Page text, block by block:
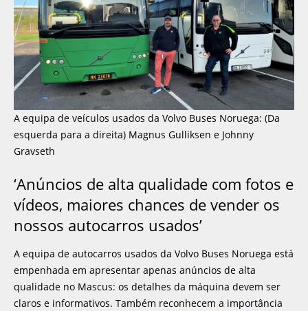
A equipa de veículos usados da Volvo Buses Noruega: (Da
esquerda para a direita) Magnus Gulliksen e Johnny
Gravseth
‘Anúncios de alta qualidade com fotos e
vídeos, maiores chances de vender os
nossos autocarros usados’
A equipa de autocarros usados da Volvo Buses Noruega está
empenhada em apresentar apenas anúncios de alta
qualidade no Mascus: os detalhes da máquina devem ser
claros e informativos. Também reconhecem a importância